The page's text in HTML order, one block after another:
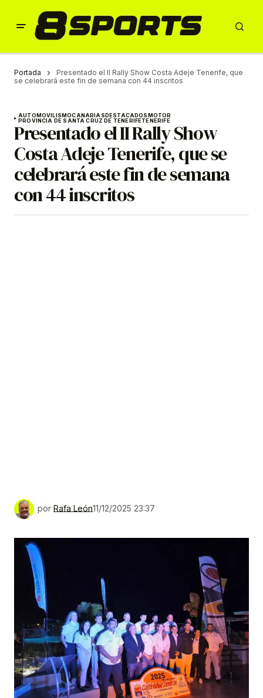
Portada
Presentado el II Rally Show Costa Adeje Tenerife, que
se celebrará este fin de semana con 44 inscritos
AUTOMOVILISMOCANARIASDESTACADOSMOTOR
PROVINCIA DE SANTA CRUZ DE TENERIFETENERIFE
Presentado el II Rally Show
Costa Adeje Tenerife, que se
celebrará este fin de semana
con 44 inscritos
por Rafa León11/12/2025 23:37